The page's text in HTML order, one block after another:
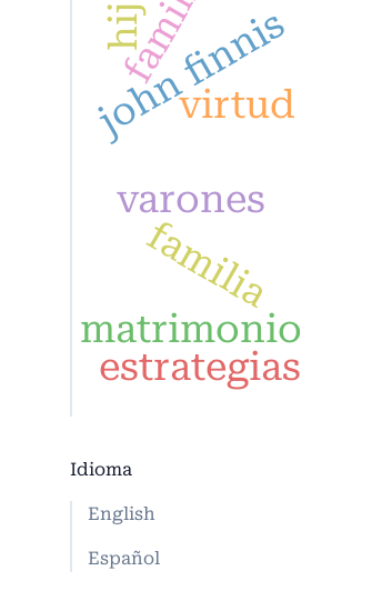
john finnis
virtud
matrimonio
familia
varones
estrategias
Idioma
English
Español